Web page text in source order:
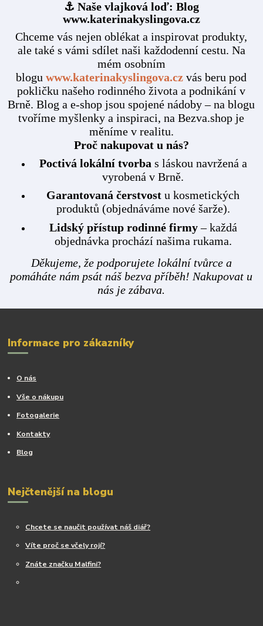
⚓ Naše vlajková loď: Blog
www.katerinakyslingova.cz
Chceme vás nejen oblékat a inspirovat produkty,
ale také s vámi sdílet naši každodenní cestu. Na
mém osobním
bloguwww.katerinakyslingova.cz vás beru pod
pokličku našeho rodinného života a podnikání v
Brně. Blog a e-shop jsou spojené nádoby – na blogu
tvoříme myšlenky a inspiraci, na Bezva.shop je
měníme v realitu.
Proč nakupovat u nás?
Poctivá lokální tvorba s láskou navržená a
vyrobená v Brně.
Garantovaná čerstvost u kosmetických
produktů (objednáváme nové šarže).
Lidský přístup rodinné firmy– každá
objednávka prochází našima rukama.
Děkujeme, že podporujete lokální tvůrce a
pomáháte nám psát náš bezva příběh! Nakupovat u
nás je zábava.
Informace pro zákazníky
O nás
Vše o nákupu
Fotogalerie
Kontakty
Blog
Nejčtenější na blogu
Chcete se naučit používat náš diář?
Víte proč se včely rojí?
Znáte značku Malfini?